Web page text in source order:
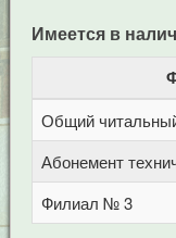
Имеется в
Общий
Абонемент
Филиал № 3